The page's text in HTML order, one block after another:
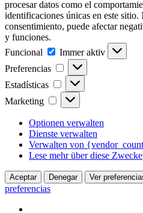
procesar datos como el
identificaciones únicas en este
consentimiento, puede afectar
y funciones.
Funcional
Funcional
Immer aktiv
Preferencias
Preferencias
Estadísticas Estadísticas
Marketing Marketing
Optionen verwalten
Dienste verwalten
Verwalten von
Lese mehr über diese Zwecke
Aceptar Denegar Ver
preferencias